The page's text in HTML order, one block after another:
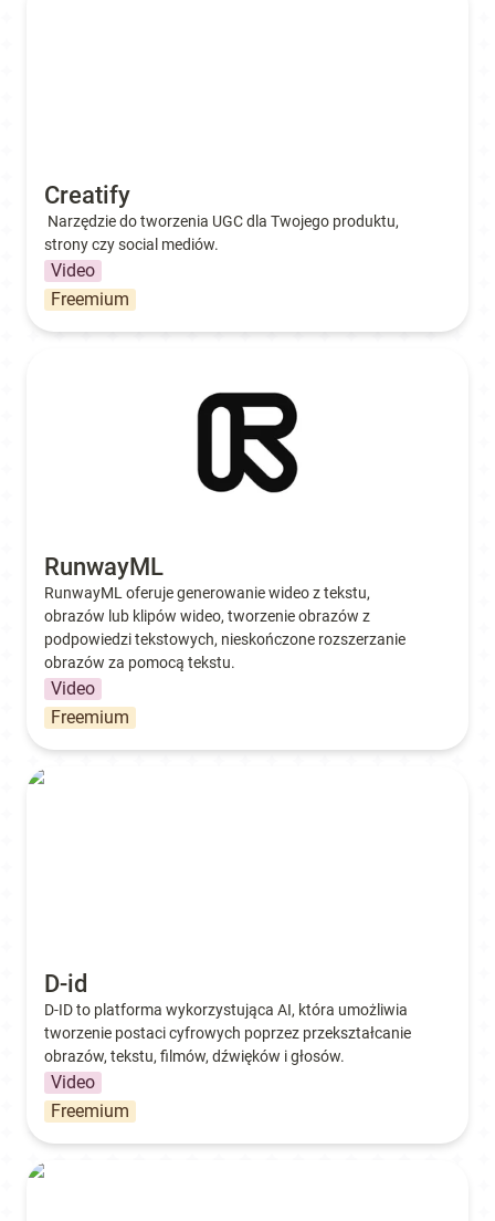
Creatify
Narzędzie do tworzenia UGC dla Twojego produktu,
strony czy social mediów.
Video
Freemium
RunwayML
RunwayML oferuje generowanie wideo z tekstu,
obrazów lub klipów wideo, tworzenie obrazów z
podpowiedzi tekstowych, nieskończone rozszerzanie
obrazów za pomocą tekstu.
Video
Freemium
D-id
D-id
D-ID to platforma wykorzystująca AI, która umożliwia
tworzenie postaci cyfrowych poprzez przekształcanie
obrazów, tekstu, filmów, dźwięków i głosów.
Video
Freemium
Synthesia